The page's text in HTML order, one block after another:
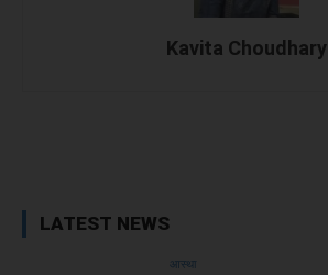
Kavita Choudhary
LATEST NEWS
आस्था